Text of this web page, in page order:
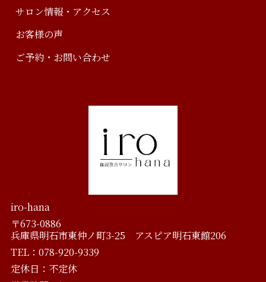
サロン情報・アクセス
お客様の声
ご予約・お問い合わせ
iro-hana
〒673-0886
兵庫県明石市東仲ノ町3-25 アスピア明石東館206
TEL：078-920-9339
定休日：不定休